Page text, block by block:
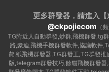
更多群發器，請進入【
@ckpojiecom （
TG附近人自動群發,炒群,飛機群發,tg
路,豪迪,飛機手機群發軟件,協議軟件
費,紙飛機群發器,TG群發王,TG群發
版,telegram群發技巧,餘貓飛機群發